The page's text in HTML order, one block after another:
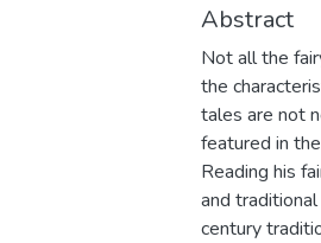
Abstract
Not all the
the
tales are not
featured in
Reading his
and
century